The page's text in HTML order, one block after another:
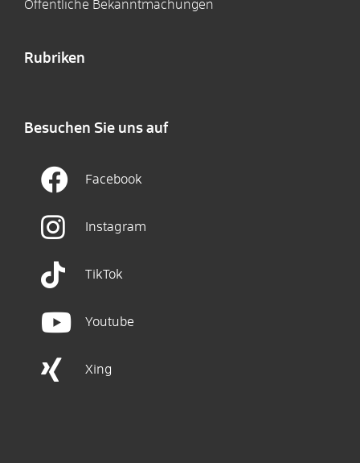
Öffentliche Bekanntmachungen
Rubriken
Besuchen Sie uns auf
Facebook
Instagram
TikTok
Youtube
Xing